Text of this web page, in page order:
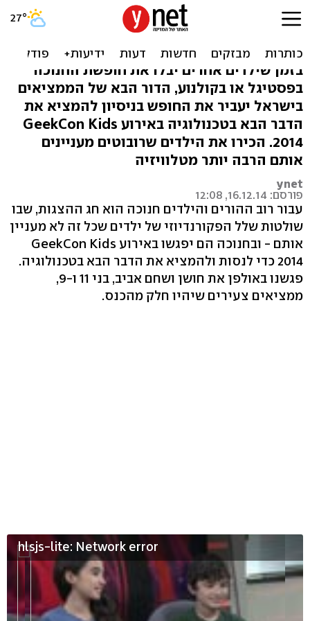
לא רק פסטיגל: הכירו את
הדור הבא של הממציאים
בזמן שילדים אחרים יבלו את חופשת החנוכה
בפסטיגל או בקולנוע, הדור הבא של הממציאים
בישראל יעביר את החופש בניסיון להמציא את
הדבר הבא בטכנולוגיה באירוע GeekCon Kids
2014. הכירו את הילדים שרובוטים מעניינים
אותם הרבה יותר מטלוויזיה
ynet
פורסם: 16.12.14, 12:08
עבור רוב ההורים והילדים חנוכה הוא חג ההצגות, שבו
שולטות שלל הפקורנדיוזי של ילדים שכל זה לא מעניין
אותם - ובחנוכה הם יפגשו באירוע GeekCon Kids
2014 כדי לנסות ולהמציא את הדבר הבא בטכנולוגיה.
פגשנו באולפן את חושן ושחם אביב, בני 11 ו-9,
ממציאים צעירים שיהיו חלק מהכנס.
hlsjs-lite: Network error